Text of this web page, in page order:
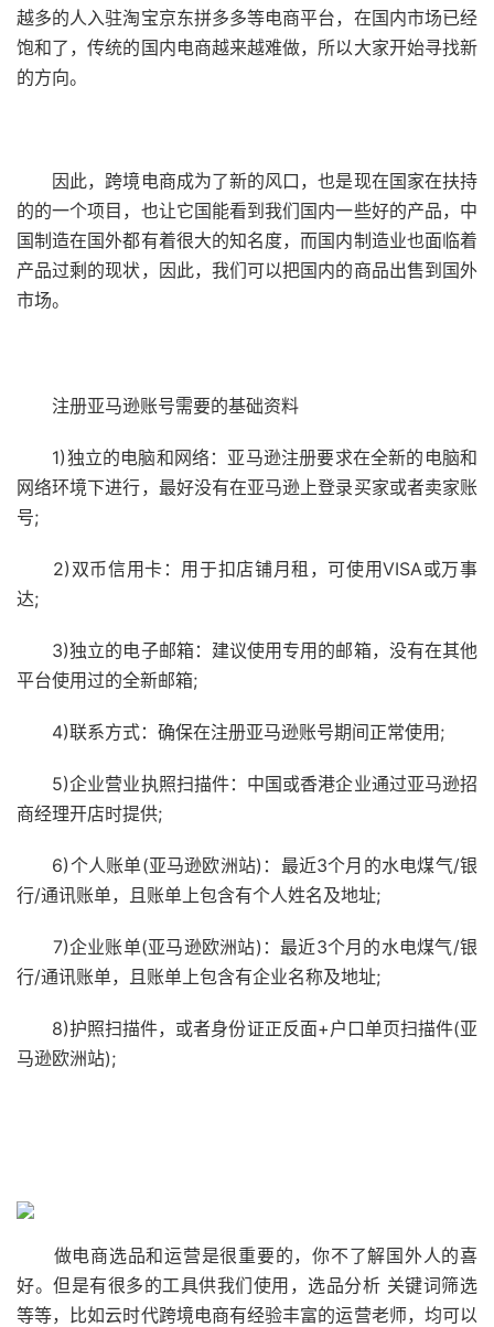
越多的人入驻淘宝京东拼多多等电商平台，在国内市场已经
饱和了，传统的国内电商越来越难做，所以大家开始寻找新
的方向。
因此，跨境电商成为了新的风口，也是现在国家在扶持
的的一个项目，也让它国能看到我们国内一些好的产品，中
国制造在国外都有着很大的知名度，而国内制造业也面临着
产品过剩的现状，因此，我们可以把国内的商品出售到国外
市场。
注册亚马逊账号需要的基础资料
1)独立的电脑和网络：亚马逊注册要求在全新的电脑和
网络环境下进行，最好没有在亚马逊上登录买家或者卖家账
号;
2)双币信用卡：用于扣店铺月租，可使用VISA或万事
达;
3)独立的电子邮箱：建议使用专用的邮箱，没有在其他
平台使用过的全新邮箱;
4)联系方式：确保在注册亚马逊账号期间正常使用;
5)企业营业执照扫描件：中国或香港企业通过亚马逊招
商经理开店时提供;
6)个人账单(亚马逊欧洲站)：最近3个月的水电煤气/银
行/通讯账单，且账单上包含有个人姓名及地址;
7)企业账单(亚马逊欧洲站)：最近3个月的水电煤气/银
行/通讯账单，且账单上包含有企业名称及地址;
8)护照扫描件，或者身份证正反面+户口单页扫描件(亚
马逊欧洲站);
做电商选品和运营是很重要的，你不了解国外人的喜
好。但是有很多的工具供我们使用，选品分析 关键词筛选
等等，比如云时代跨境电商有经验丰富的运营老师，均可以